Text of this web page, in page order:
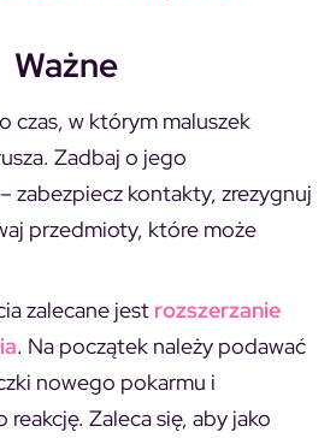
Ważne
czas, w którym maluszek
Zadbaj o jego
zabezpiecz kontakty, zrezygnuj
przedmioty, które może
zalecane jest rozszerzanie
. Na początek należy podawać
nowego pokarmu i
Zaleca się, aby jako